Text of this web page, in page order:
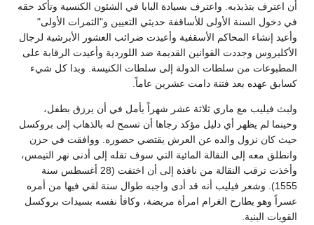
أن اعترف بتذبذبه. واعترف بسيادة البابا في الشئون الكنسية وتأكد حقه
في دخول السنة الأولى للأساقفة حديثي التعيين و"الثمرات الأولى"
وأعيد إنشاء المحاكم الأسقفية وأعيدت ضرائب العشور الأبرشية لرجال
الأكليروس وجددت القوانين القديمة ضد اللوردية وأعيدت الرقابة على
المطبوعات من سلطات الدولة إلى سلطات الكنيسة. وبدا كل شيء
كسابق عهده بعد فتنة دامت عشرين عاماً.
ولبث فيليب مع ماري ثلاثة عشر شهراً يأمل في أن يرزق بطفل،
وحينما لم يظهر أي دليل مؤكد رجاها أن تسمح له بالذهاب إلى بروكسل
حيث كان نزول والده عن العرش يقتضي حضوره. ووافقت في حزن
وانطلق معه إلى النقالة المائية التي سوف تقله إلى أدنى نهر التيمس،
وأخذت ترقب النقالة من نافذة إلى أن اختفت (28 أغسطس سنة
1555). وشعر فيليب أنه قد أدى واجبه طوال سنة لقي فيها من أمره
عسراً وهو يطارح الغرام امرأة مريضة، وكافأ نفسه بسيدات بروكسل
القويات البنية.